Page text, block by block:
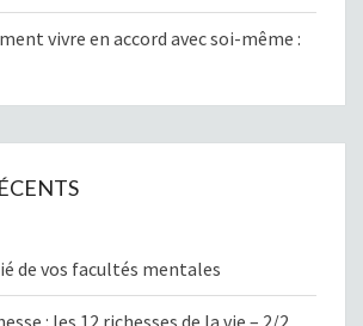
vivre en accord avec soi-même :
de vos facultés mentales